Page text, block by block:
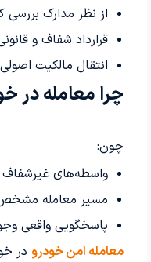
از نظر مدارک
قرارداد شفاف و
انتقال مالکیت
چرا معامله در
چون:
واسطه‌های
مسیر معامله
پاسخگویی واقعی
معامله امن خودرو در